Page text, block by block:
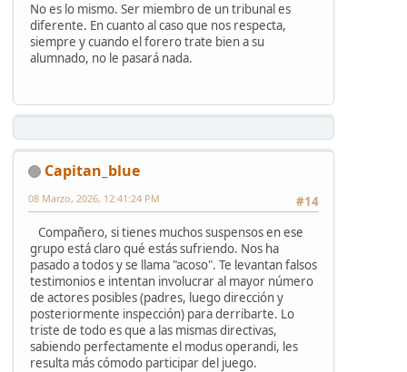
No es lo mismo. Ser miembro de un tribunal es
diferente. En cuanto al caso que nos respecta,
siempre y cuando el forero trate bien a su
alumnado, no le pasará nada.
Capitan_blue
#14
08 Marzo, 2026, 12:41:24 PM
Compañero, si tienes muchos suspensos en ese
grupo está claro qué estás sufriendo. Nos ha
pasado a todos y se llama "acoso". Te levantan falsos
testimonios e intentan involucrar al mayor número
de actores posibles (padres, luego dirección y
posteriormente inspección) para derribarte. Lo
triste de todo es que a las mismas directivas,
sabiendo perfectamente el modus operandi, les
resulta más cómodo participar del juego.